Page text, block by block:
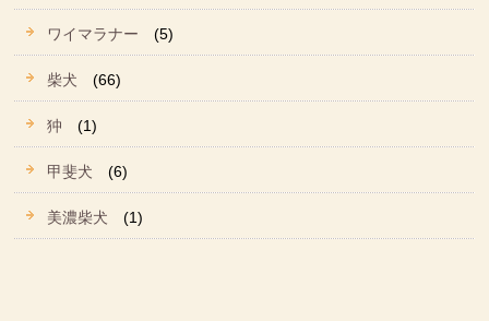
ワイマラナー (5)
柴犬 (66)
狆 (1)
甲斐犬 (6)
美濃柴犬 (1)